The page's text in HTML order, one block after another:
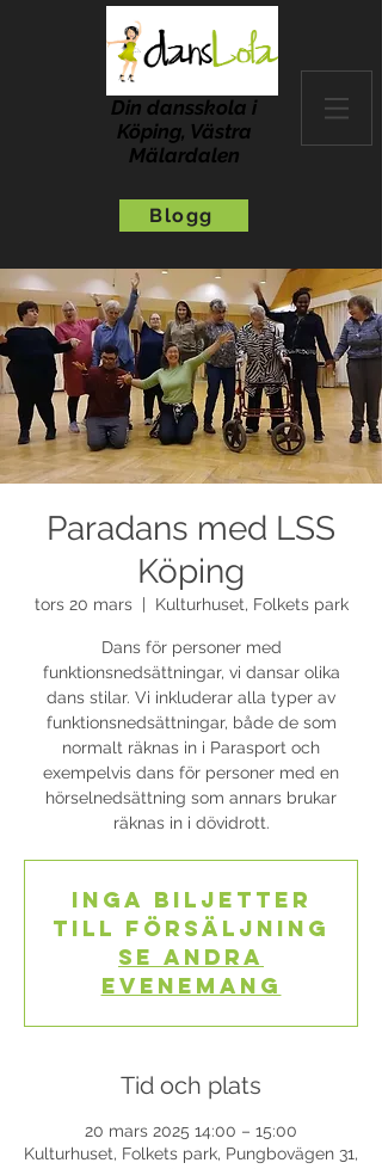
Din dansskola i
Köping, Västra
Mälardalen
Blogg
Paradans med LSS
Köping
tors 20 mars
  |
Kulturhuset, Folkets park
Dans för personer med
funktionsnedsättningar, vi dansar olika
dans stilar. Vi inkluderar alla typer av
funktionsnedsättningar, både de som
normalt räknas in i Parasport och
exempelvis dans för personer med en
hörselnedsättning som annars brukar
räknas in i dövidrott.
Inga biljetter
till försäljning
Se andra
evenemang
Tid och plats
20 mars 2025 14:00 – 15:00
Kulturhuset, Folkets park, Pungbovägen 31,